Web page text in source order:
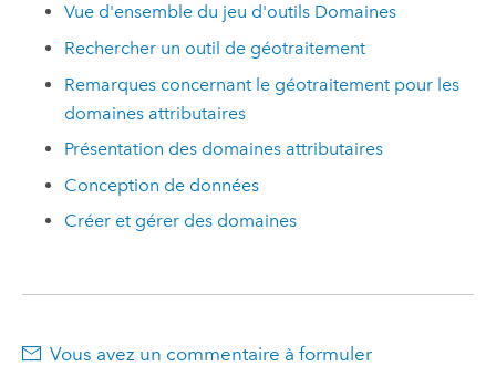
Vue d'ensemble du jeu d'outils Domaines
Rechercher un outil de géotraitement
Remarques concernant le géotraitement pour les
domaines attributaires
Présentation des domaines attributaires
Conception de données
Créer et gérer des domaines
Vous avez un commentaire à formuler